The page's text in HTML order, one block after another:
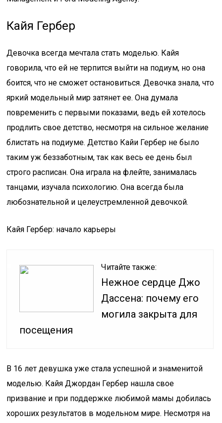
Кайя Гербер
Девочка всегда мечтала стать моделью. Кайя
говорила, что ей не терпится выйти на подиум, но она
боится, что не сможет остановиться. Девочка знала, что
яркий модельный мир затянет ее. Она думала
повременить с первыми показами, ведь ей хотелось
продлить свое детство, несмотря на сильное желание
блистать на подиуме. Детство Кайи Гербер не было
таким уж беззаботным, так как весь ее день был
строго расписан. Она играла на флейте, занималась
танцами, изучала психологию. Она всегда была
любознательной и целеустремленной девочкой.
Кайя Гербер: начало карьеры
Читайте также:
Нежное сердце Джо
Дассена: почему его
могила закрыта для
посещения
В 16 лет девушка уже стала успешной и знаменитой
моделью. Кайя Джордан Гербер нашла свое
призвание и при поддержке любимой мамы добилась
хороших результатов в модельном мире. Несмотря на